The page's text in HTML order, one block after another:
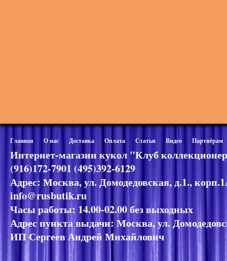
Главная О нас Доставка Оплата Статьи Видео Партнёрам
Интернет-магазин кукол "Клуб
(916)172-7901 (495)392-6129
Адрес: Москва, ул. Домодедовская, д.1.,
info@rusbutik.ru
Часы работы: 14.00-02.00 без выходных
Адрес пункта выдачи: Москва, ул.
ИП Сергеев Андрей Михайлович